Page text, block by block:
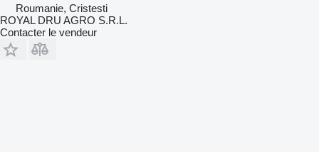
Roumanie, Cristesti
ROYAL DRU AGRO S.R.L.
Contacter le vendeur